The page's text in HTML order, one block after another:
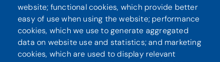
website; functional cookies, which provide better
easy of use when using the website; performance
cookies, which we use to generate aggregated
data on website use and statistics; and marketing
cookies, which are used to display relevant